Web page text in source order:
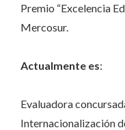
Premio “Excelencia
Mercosur.
Actualmente es:
Evaluadora
Internacionalización